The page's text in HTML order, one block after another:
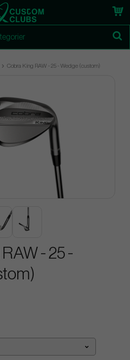
Cobra King RAW - 25 - Wedge (custom)
- 25 -